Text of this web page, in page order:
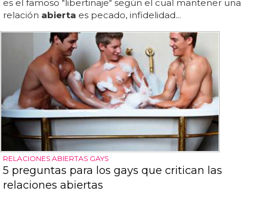
es el famoso "libertinaje" según el cual mantener una
relación abierta es pecado, infidelidad...
RELACIONES ABIERTAS GAYS
5 preguntas para los gays que critican las
relaciones abiertas